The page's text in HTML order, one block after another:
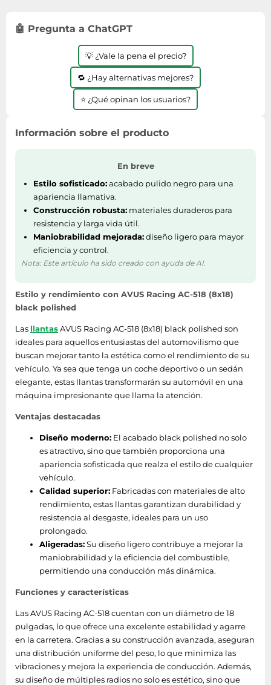
Tiendas de campaña
Zapatillas de tenis
Zapatillas deportivas
Perfumes unisex
Placer y anticoncepción
Productos de higiene corporal
Productos para baño y ducha
Protectores solares
Sets de belleza
Tratamientos faciales
Microondas
Monitores y pantallas ordenador
Máquinas de afeitar
Ordenadores portátiles
Placas de cocina
Sonido y alta fidelidad
TV, vídeo y DVD
Tablets
Telecomunicaciones
Televisores
Vehículos a escala
Relojes de pulsera
Tejer y crochet
Zapatillas de atletismo
Zapatillas de baloncesto
🤖 Pregunta a ChatGPT
💡 ¿Vale la pena el precio?
🔁 ¿Hay alternativas mejores?
⭐ ¿Qué opinan los usuarios?
Información sobre el producto
En breve
Estilo sofisticado:acabado pulido negro para una
apariencia llamativa.
Construcción robusta: materiales duraderos para
resistencia y larga vida útil.
Maniobrabilidad mejorada:diseño ligero para mayor
eficiencia y control.
Nota: Este artículo ha sido creado con ayuda de AI.
Estilo y rendimiento con AVUS Racing AC-518 (8x18)
black polished
Las llantasAVUS Racing AC-518 (8x18) black polished son
ideales para aquellos entusiastas del automovilismo que
buscan mejorar tanto la estética como el rendimiento de su
vehículo. Ya sea que tenga un coche deportivo o un sedán
elegante, estas llantas transformarán su automóvil en una
máquina impresionante que llama la atención.
Ventajas destacadas
Diseño moderno: El acabado black polished no solo
es atractivo, sino que también proporciona una
apariencia sofisticada que realza el estilo de cualquier
vehículo.
Calidad superior: Fabricadas con materiales de alto
rendimiento, estas llantas garantizan durabilidad y
resistencia al desgaste, ideales para un uso
prolongado.
Aligeradas:Su diseño ligero contribuye a mejorar la
maniobrabilidad y la eficiencia del combustible,
permitiendo una conducción más dinámica.
Funciones y características
Las AVUS Racing AC-518 cuentan con un diámetro de 18
pulgadas, lo que ofrece una excelente estabilidad y agarre
en la carretera. Gracias a su construcción avanzada, aseguran
una distribución uniforme del peso, lo que minimiza las
vibraciones y mejora la experiencia de conducción. Además,
su diseño de múltiples radios no solo es estético, sino que